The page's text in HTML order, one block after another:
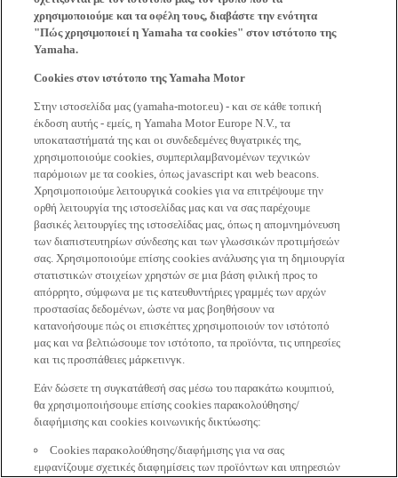
χρησιμοποιούμε και τα οφέλη τους, διαβάστε την ενότητα
"Πώς χρησιμοποιεί η Yamaha τα cookies" στον ιστότοπο της
Yamaha.
Cookies στον ιστότοπο της Yamaha Motor
Στην ιστοσελίδα μας (yamaha-motor.eu) - και σε κάθε τοπική
έκδοση αυτής - εμείς, η Yamaha Motor Europe N.V., τα
υποκαταστήματά της και οι συνδεδεμένες θυγατρικές της,
χρησιμοποιούμε cookies, συμπεριλαμβανομένων τεχνικών
παρόμοιων με τα cookies, όπως javascript και web beacons.
Χρησιμοποιούμε λειτουργικά cookies για να επιτρέψουμε την
ορθή λειτουργία της ιστοσελίδας μας και να σας παρέχουμε
βασικές λειτουργίες της ιστοσελίδας μας, όπως η απομνημόνευση
των διαπιστευτηρίων σύνδεσης και των γλωσσικών προτιμήσεών
σας. Χρησιμοποιούμε επίσης cookies ανάλυσης για τη δημιουργία
στατιστικών στοιχείων χρηστών σε μια βάση φιλική προς το
απόρρητο, σύμφωνα με τις κατευθυντήριες γραμμές των αρχών
προστασίας δεδομένων, ώστε να μας βοηθήσουν να
κατανοήσουμε πώς οι επισκέπτες χρησιμοποιούν τον ιστότοπό
μας και να βελτιώσουμε τον ιστότοπο, τα προϊόντα, τις υπηρεσίες
και τις προσπάθειες μάρκετινγκ.
Εάν δώσετε τη συγκατάθεσή σας μέσω του παρακάτω κουμπιού,
θα χρησιμοποιήσουμε επίσης cookies παρακολούθησης/
διαφήμισης και cookies κοινωνικής δικτύωσης:
Cookies παρακολούθησης/διαφήμισης για να σας
εμφανίζουμε σχετικές διαφημίσεις των προϊόντων και υπηρεσιών